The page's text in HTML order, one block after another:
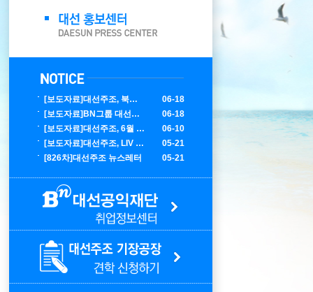
[보도자료]대선주조, 북중미 월드컵 대한민국 응원 에디션 한정 출시
06-18
[보도자료]BN그룹 대선주조, LIV 골프 코리아서 글로벌 마케팅 성료
06-18
[보도자료]대선주조, 6월 부산 K팝 콘서트 홍보 에디션 100만 병 출시
06-10
[보도자료]대선주조, LIV 골프 코리아 공식 주류 후원사 선정
05-21
[826차]대선주조 뉴스레터
05-21